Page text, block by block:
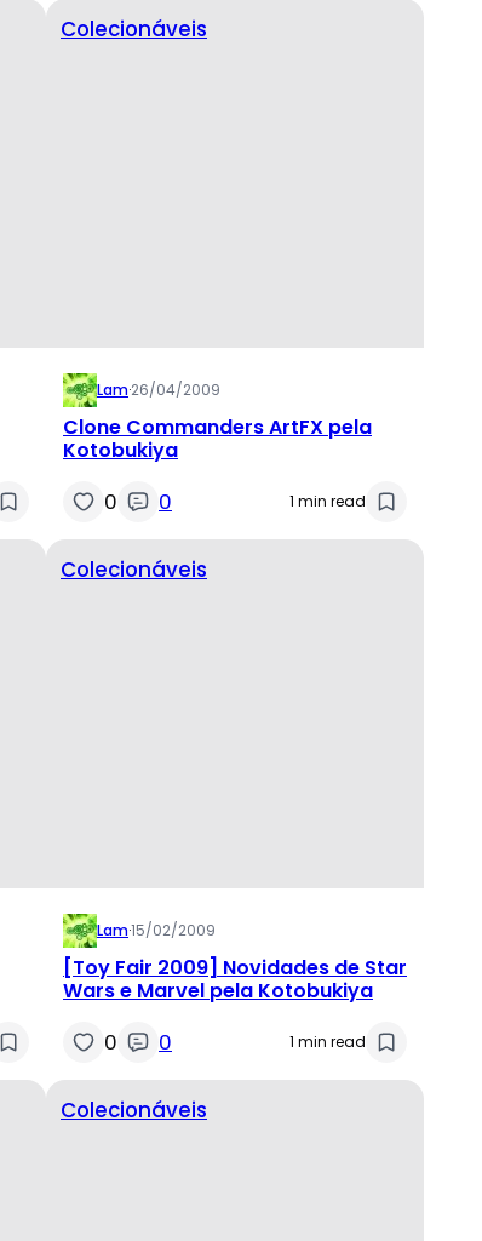
Colecionáveis
Lam·26/04/2009
Clone Commanders ArtFX pela
Kotobukiya
0 0 1 min read
Colecionáveis
Lam·15/02/2009
[Toy Fair 2009] Novidades de Star
Wars e Marvel pela Kotobukiya
0 0 1 min read
Colecionáveis